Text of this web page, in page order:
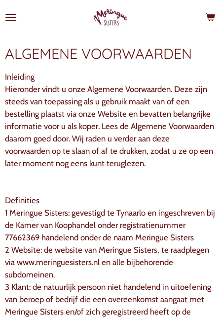
direct
de
hoofdinhoud
ALGEMENE VOORWAARDEN
Inleiding
Hieronder vindt u onze Algemene Voorwaarden. Deze zijn
steeds van toepassing als u gebruik maakt van of een
bestelling plaatst via onze Website en bevatten belangrijke
informatie voor u als koper. Lees de Algemene Voorwaarden
daarom goed door. Wij raden u verder aan deze
voorwaarden op te slaan of af te drukken, zodat u ze op een
later moment nog eens kunt teruglezen.
Definities
1 Meringue Sisters: gevestigd te Tynaarlo en ingeschreven bij
de Kamer van Koophandel onder registratienummer
77662369 handelend onder de naam Meringue Sisters
2 Website: de website van Meringue Sisters, te raadplegen
via www.meringuesisters.nl en alle bijbehorende
subdomeinen.
3 Klant: de natuurlijk persoon niet handelend in uitoefening
van beroep of bedrijf die een overeenkomst aangaat met
Meringue Sisters en/of zich geregistreerd heeft op de